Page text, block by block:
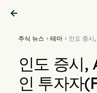

주식 뉴스  테마 인도 증시
인도 증시,
인 투자자